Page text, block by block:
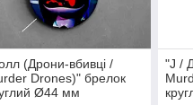
(Дрони-вбивці /
Drones)" брелок
Ø44 мм
"J /